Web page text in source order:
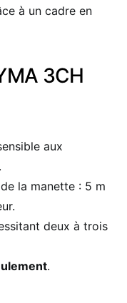
à un cadre en
3CH
aux
la manette : 5 m
deux à trois
.